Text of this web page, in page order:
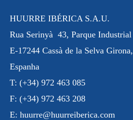
HUURRE IBÉRICA S.A.U.
Rua Serinyà 43, Parque Industrial
E-17244 Cassà de la Selva Girona,
Espanha
T: (+34) 972 463 085
F: (+34) 972 463 208
E: huurre@huurreiberica.com